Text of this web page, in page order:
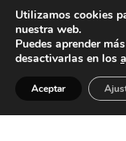
Política de
Copyright ©
Utilizamos cookies
nuestra web.
Puedes aprender
desactivarlas en los
Aceptar